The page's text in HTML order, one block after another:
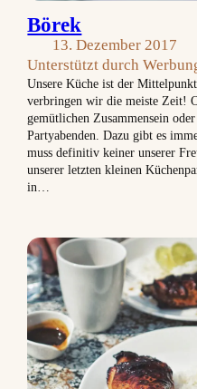
Börek
13. Dezember 2017
Unterstützt durch
Unsere Küche ist der
verbringen wir die meiste Zeit!
gemütlichen Zusammensein
Partyabenden. Dazu gibt es
muss definitiv keiner unserer
unserer letzten kleinen
in…